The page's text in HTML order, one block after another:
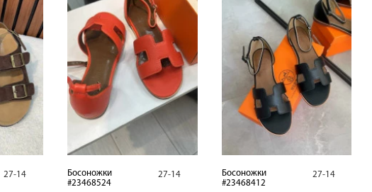
27-14
Босоножки
#23468524
27-14
Босоножки
#23468412
27-14